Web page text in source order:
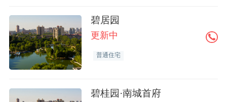
碧居园
更新中
普通住宅
碧桂园·南城首府